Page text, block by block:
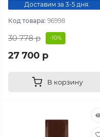
Доставим за 3-5 дня.
Код товара: 96998
30 778 р -10%
27 700 р
В корзину